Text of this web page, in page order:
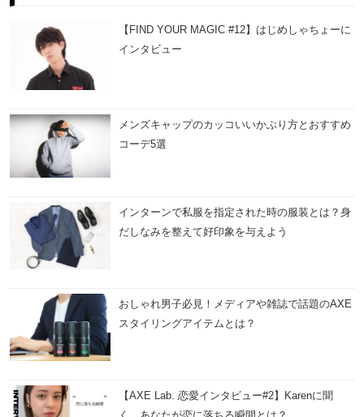
【FIND YOUR MAGIC #12】はじめしゃちょーに
インタビュー
メンズキャップのカッコいいかぶり方とおすすめ
コーデ5選
インターンで私服を指定された時の服装とは？身
だしなみを整えて好印象を与えよう
おしゃれ男子必見！メディアや雑誌で話題のAXE
スタイリングアイテムとは？
【AXE Lab. 恋愛インタビュー#2】Karenに聞